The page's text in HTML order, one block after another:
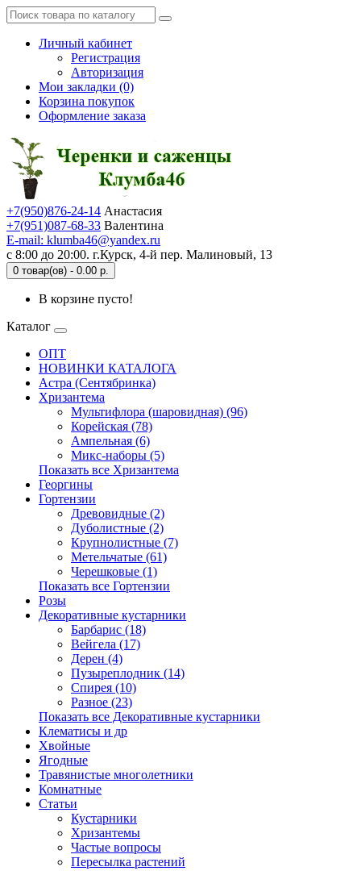
Личный кабинет
Регистрация
Авторизация
Мои закладки (0)
Корзина покупок
Оформление заказа
+7(950)876-24-14 Анастасия
+7(951)087-68-33 Валентина
E-mail: klumba46@yandex.ru
с 8:00 до 20:00. г.Курск, 4-й пер. Малиновый, 13
0 товар(ов) - 0.00 р.
В корзине пусто!
Каталог
ОПТ
НОВИНКИ КАТАЛОГА
Астра (Сентябринка)
Хризантема
Мультифлора (шаровидная) (96)
Корейская (78)
Ампельная (6)
Микс-наборы (5)
Показать все Хризантема
Георгины
Гортензии
Древовидные (2)
Дуболистные (2)
Крупнолистные (7)
Метельчатые (61)
Черешковые (1)
Показать все Гортензии
Розы
Декоративные кустарники
Барбарис (18)
Вейгела (17)
Дерен (4)
Пузыреплодник (14)
Спирея (10)
Разное (23)
Показать все Декоративные кустарники
Клематисы и др
Хвойные
Ягодные
Травянистые многолетники
Комнатные
Статьи
Кустарники
Хризантемы
Частые вопросы
Пересылка растений